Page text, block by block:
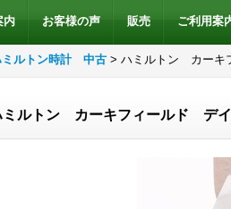
内 お客様の声 販売 ご利用案
ミルトン時計 中古 > ハミルトン カー
ミルトン カーキフィールド デ